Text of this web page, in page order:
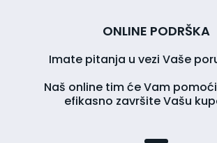
ONLINE PODRŠKA
Imate pitanja u vezi Vaše
Naš online tim će Vam
efikasno završite Vašu